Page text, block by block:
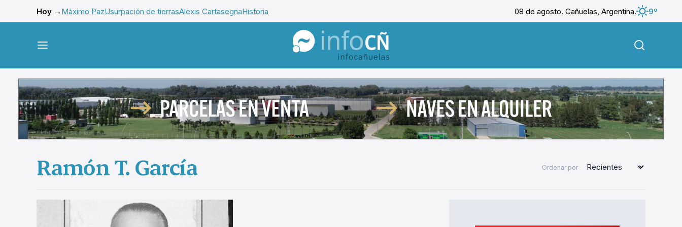
Hoy → Máximo PazUsurpación de tierrasAlexis CartasegnaHistoria 08 de agosto. Cañuelas, Argentina.
9º
InfoCañuelas
Ramón T. García Ordenar por